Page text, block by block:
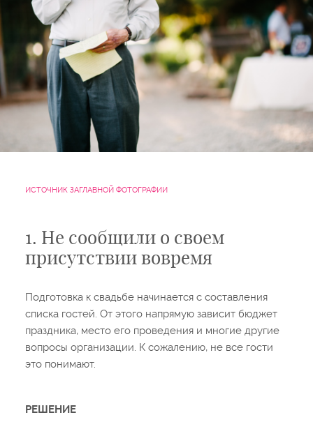
ИСТОЧНИК ЗАГЛАВНОЙ ФОТОГРАФИИ
1. Не сообщили о своем
присутствии вовремя
Подготовка к свадьбе начинается с составления
списка гостей. От этого напрямую зависит бюджет
праздника, место его проведения и многие другие
вопросы организации. К сожалению, не все гости
это понимают.
РЕШЕНИЕ